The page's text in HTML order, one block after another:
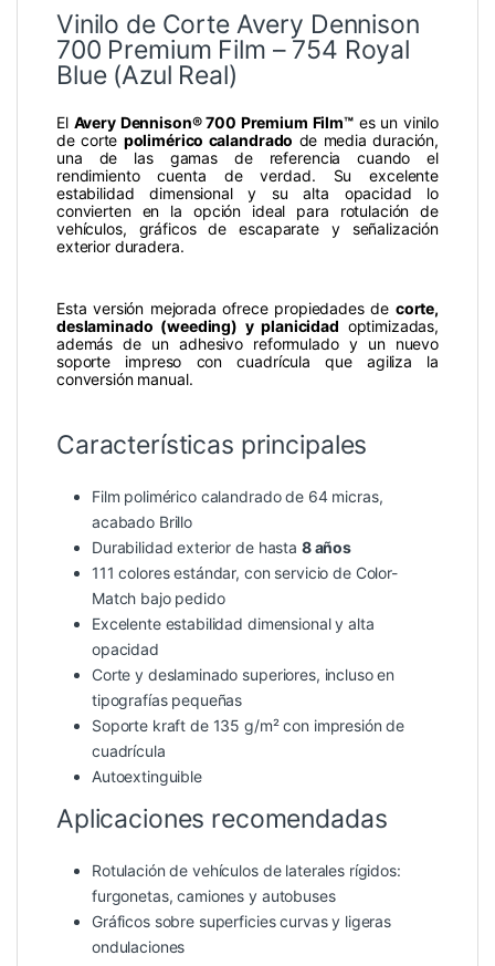
Vinilo de Corte Avery Dennison
700 Premium Film – 754 Royal
Blue (Azul Real)
El Avery Dennison® 700 Premium Film™es un vinilo
de corte polimérico calandrado de media duración,
una de las gamas de referencia cuando el
rendimiento cuenta de verdad. Su excelente
estabilidad dimensional y su alta opacidad lo
convierten en la opción ideal para rotulación de
vehículos, gráficos de escaparate y señalización
exterior duradera.
Esta versión mejorada ofrece propiedades de corte,
deslaminado (weeding) y planicidad optimizadas,
además de un adhesivo reformulado y un nuevo
soporte impreso con cuadrícula que agiliza la
conversión manual.
Características principales
Film polimérico calandrado de 64 micras,
acabado Brillo
Durabilidad exterior de hasta 8 años
111 colores estándar, con servicio de Color-
Match bajo pedido
Excelente estabilidad dimensional y alta
opacidad
Corte y deslaminado superiores, incluso en
tipografías pequeñas
Soporte kraft de 135 g/m² con impresión de
cuadrícula
Autoextinguible
Aplicaciones recomendadas
Rotulación de vehículos de laterales rígidos:
furgonetas, camiones y autobuses
Gráficos sobre superficies curvas y ligeras
ondulaciones